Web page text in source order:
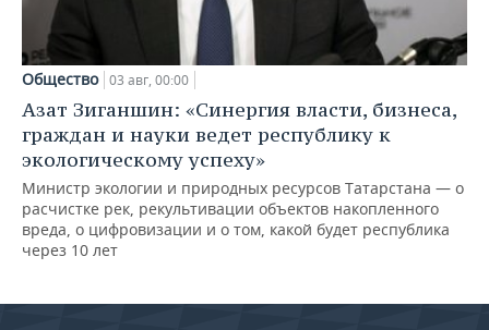
Общество 03 авг, 00:00
Азат Зиганшин: «Синергия власти, бизнеса,
граждан и науки ведет республику к
экологическому успеху»
Министр экологии и природных ресурсов Татарстана — о
расчистке рек, рекультивации объектов накопленного
вреда, о цифровизации и о том, какой будет республика
через 10 лет